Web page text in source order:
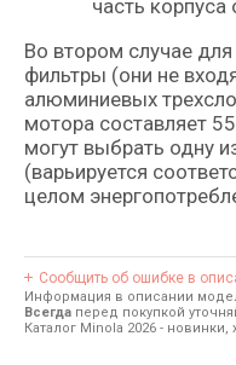
часть
Во втором случае
фильтры (они не
алюминиевых
мотора составляет
могут выбрать одну
(варьируется
целом
Сообщить об ошибке в
Информация в описании
Всегда перед покупкой
Каталог Minola 2026 - новинки,